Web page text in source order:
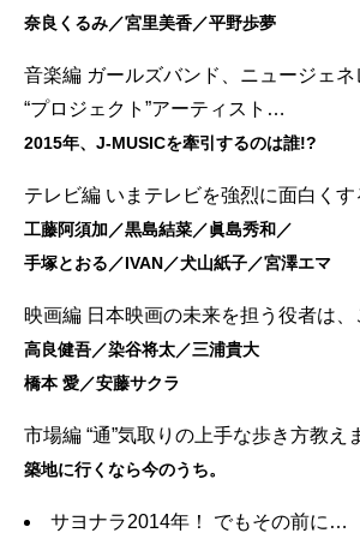
奈良くるみ／宮里美香／平野歩夢
音楽編 ガールズバンド、ニュージェネ
“プロジェクト”アーティスト…
2015年、J-MUSICを牽引するのは誰!?
テレビ編 いまテレビを強烈に面白くす
工藤阿須加／黒島結菜／眞島秀和／
手塚とおる／IVAN／犬山紙子／宮澤エマ
映画編 日本映画の未来を担う役者は、
高良健吾／染谷将太／三浦貴大
橋本 愛／安藤サクラ
市場編 “通”気取りの上手な歩き方教え
築地に行くなら今のうち。
サヨナラ2014年！ でもその前に…